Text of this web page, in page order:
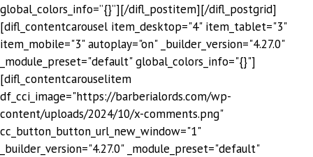
global_colors_info=”{}”][/difl_postitem][/difl_postgrid]
[difl_contentcarousel item_desktop="4" item_tablet="3"
item_mobile="3" autoplay="on" _builder_version="4.27.0"
_module_preset="default" global_colors_info="{}"]
[difl_contentcarouselitem
df_cci_image="https://barberialords.com/wp-
content/uploads/2024/10/x-comments.png"
cc_button_button_url_new_window="1"
_builder_version="4.27.0" _module_preset="default"